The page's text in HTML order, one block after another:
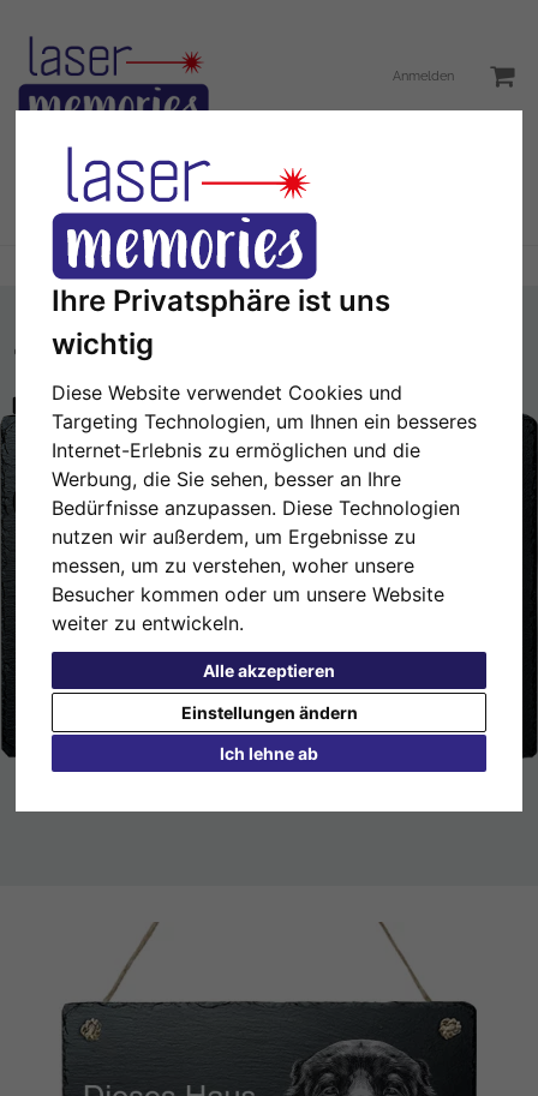
Ihre Privatsphäre ist uns
wichtig
Diese Website verwendet Cookies und
Targeting Technologien, um Ihnen ein besseres
Internet-Erlebnis zu ermöglichen und die
Werbung, die Sie sehen, besser an Ihre
Bedürfnisse anzupassen. Diese Technologien
nutzen wir außerdem, um Ergebnisse zu
messen, um zu verstehen, woher unsere
Besucher kommen oder um unsere Website
weiter zu entwickeln.
Alle akzeptieren
Ich lehne ab
Einstellungen ändern
Anmelden
Toggle
navigation
Menü
Sie sind hier: Türschild Türschild mit Hund
Hier können Sie einen Text hinzufügen.
1/2